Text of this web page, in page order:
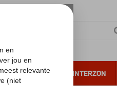
ALL INCLUSIVE WINTERZON